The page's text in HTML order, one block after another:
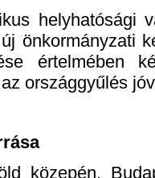
helyhatósági
önkormányzati
értelmében
országgyűlés
közepén,